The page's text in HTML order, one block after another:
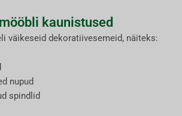
kaunistused
väikeseid dekoratiivesemeid, näiteks:
nupud
spindlid